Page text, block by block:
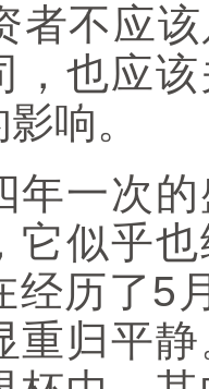
者不应
，也应
响。
年一次
它似乎
经历了5
重归平